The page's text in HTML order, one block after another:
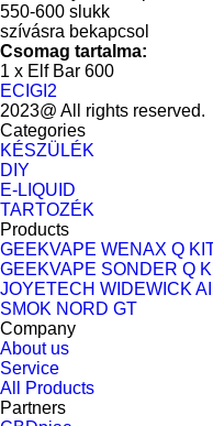
550-600 slukk
szívásra bekapcsol
Csomag tartalma:
1 x Elf Bar 600
ECIGI2
2023@ All rights reserved.
Categories
KÉSZÜLÉK
DIY
E-LIQUID
TARTOZÉK
Products
GEEKVAPE WENAX Q
GEEKVAPE SONDER Q
JOYETECH WIDEWICK
SMOK NORD GT
Company
About us
Service
All Products
Partners